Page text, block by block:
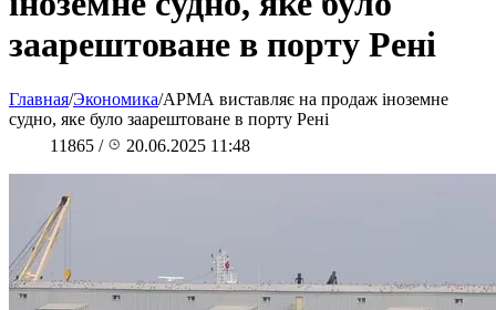
заарештоване в порту Рені
Главная/Экономика/АРМА виставляє на продаж іноземне
судно, яке було заарештоване в порту Рені
11865 / 20.06.2025 11:48